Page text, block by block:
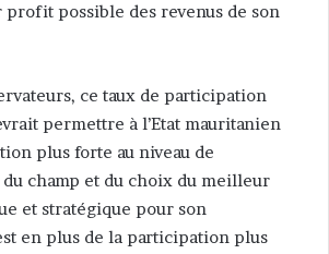
possible des revenus de son
ce taux de participation
permettre à l’Etat mauritanien
plus forte au niveau de
champ et du choix du meilleur
et stratégique pour son
en plus de la participation plus